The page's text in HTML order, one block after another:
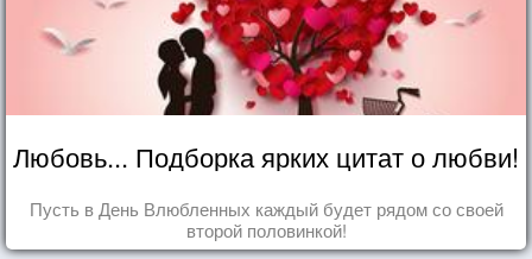
Любовь... Подборка ярких цитат о любви!
Пусть в День Влюбленных каждый будет рядом со своей
второй половинкой!